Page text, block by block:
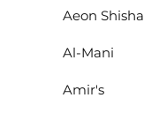
Aeon Shisha
Al-Mani
Amir's